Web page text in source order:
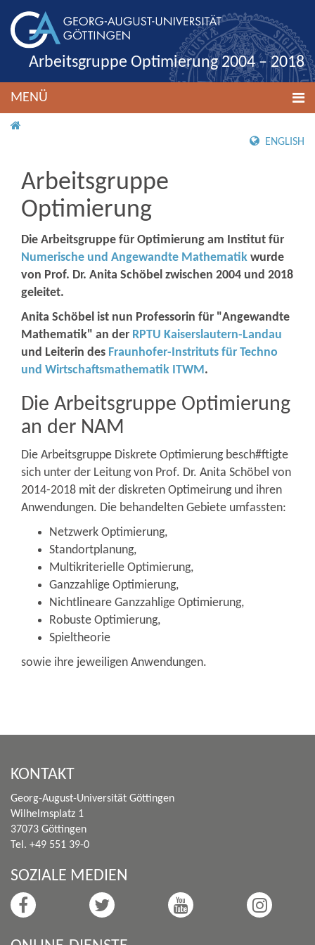
Arbeitsgruppe Optimierung 2004 – 2018
MENÜ
ENGLISH
Arbeitsgruppe
Optimierung
Die Arbeitsgruppe für Optimierung am Institut für
Numerische und Angewandte Mathematik wurde
von Prof. Dr. Anita Schöbel zwischen 2004 und 2018
geleitet.
Anita Schöbel ist nun Professorin für "Angewandte
Mathematik" an der RPTU Kaiserslautern-Landau
und Leiterin des Fraunhofer-Instrituts für Techno
und Wirtschaftsmathematik ITWM.
Die Arbeitsgruppe Optimierung
an der NAM
Die Arbeitsgruppe Diskrete Optimierung besch#ftigte
sich unter der Leitung von Prof. Dr. Anita Schöbel von
2014-2018 mit der diskreten Optimeirung und ihren
Anwendungen. Die behandelten Gebiete umfassten:
Netzwerk Optimierung,
Standortplanung,
Multikriterielle Optimierung,
Ganzzahlige Optimierung,
Nichtlineare Ganzzahlige Optimierung,
Robuste Optimierung,
Spieltheorie
sowie ihre jeweiligen Anwendungen.
KONTAKT
Georg-August-Universität Göttingen
Wilhelmsplatz 1
37073 Göttingen
Tel. +49 551 39-0
SOZIALE MEDIEN